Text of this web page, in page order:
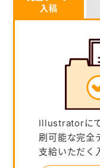
入稿
Illustratorに
刷可能な完全
支給いただく